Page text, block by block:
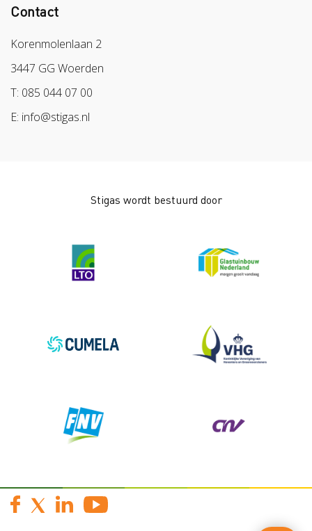
Colland
Sazas
BPL
Arbeidsmarkt
Contact
Korenmolenlaan 2
3447 GG Woerden
T: 085 044 07 00
E: info@stigas.nl
Stigas wordt bestuurd door